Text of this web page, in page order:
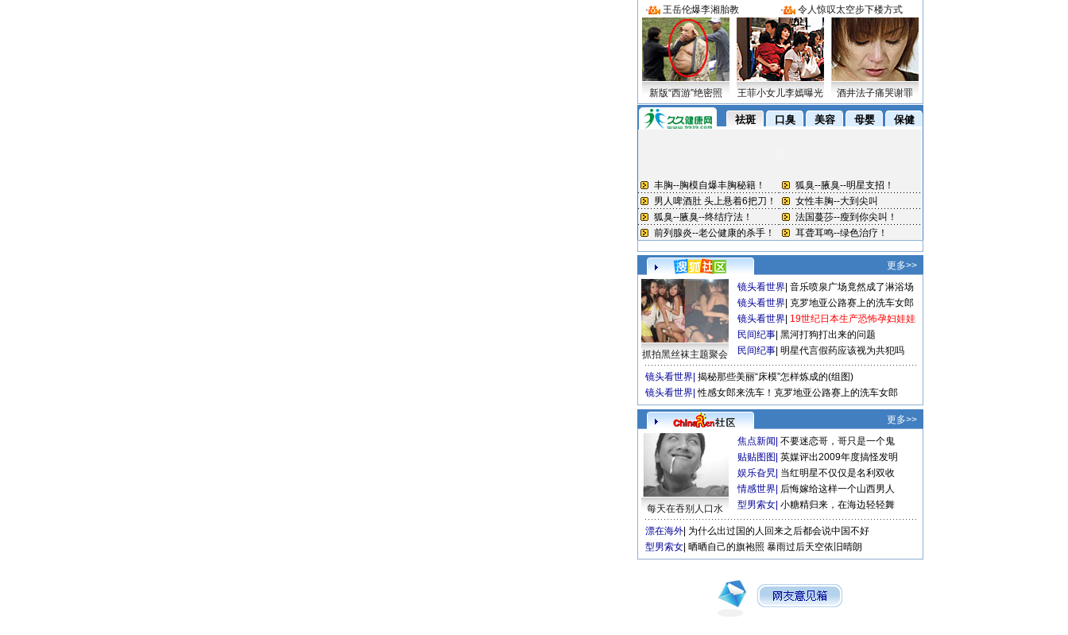
·
王岳伦爆李湘胎教 · 令人惊叹太空步下楼方式
新版“西游”绝密照 王菲小女儿李嫣曝光 酒井法子痛哭谢罪
更多>>
抓拍黑丝袜主题聚会
镜头看世界 音乐喷泉广场竟然成了淋浴场
镜头看世界 克罗地亚公路赛上的洗车女郎
镜头看世界 19世纪日本生产恐怖孕妇娃娃
民间纪事 黑河打狗打出来的问题
民间纪事 明星代言假药应该视为共犯吗
镜头看世界 揭秘那些美丽“床模”怎样炼成的(组图)
镜头看世界 性感女郎来洗车！克罗地亚公路赛上的洗车女郎
更多>>
每天在吞别人口水
焦点新闻 不要迷恋哥，哥只是一个鬼
贴贴图图 英媒评出2009年度搞怪发明
娱乐旮旯 当红明星不仅仅是名利双收
情感世界 后悔嫁给这样一个山西男人
型男索女 小糖精归来，在海边轻轻舞
漂在海外 为什么出过国的人回来之后都会说中国不好
型男索女 晒晒自己的旗袍照 暴雨过后天空依旧晴朗